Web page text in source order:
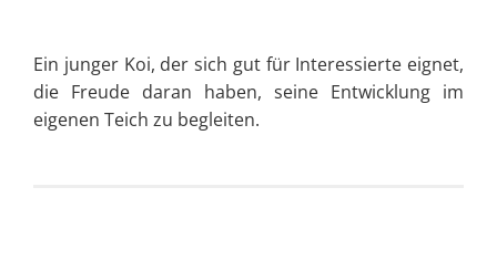
Ein junger Koi, der sich gut für Interessierte eignet,
die Freude daran haben, seine Entwicklung im
eigenen Teich zu begleiten.